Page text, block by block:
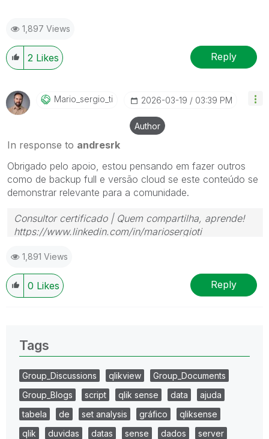
1,897 Views
2 Likes Reply
Mario_sergio_ti ‎2026-03-19 03:39 PM
Author
In response to andresrk
Obrigado pelo apoio, estou pensando em fazer outros
como de backup full e versão cloud se este conteúdo se
demonstrar relevante para a comunidade.
Consultor certificado | Quem compartilha, aprende!
https://www.linkedin.com/in/mariosergioti
1,891 Views
0 Likes Reply
Tags
Group_Discussions qlikview
Group_Documents
Group_Blogs
script qlik sense data
ajuda
tabela
de set analysis gráfico
qliksense
qlik
duvidas datas sense dados
server